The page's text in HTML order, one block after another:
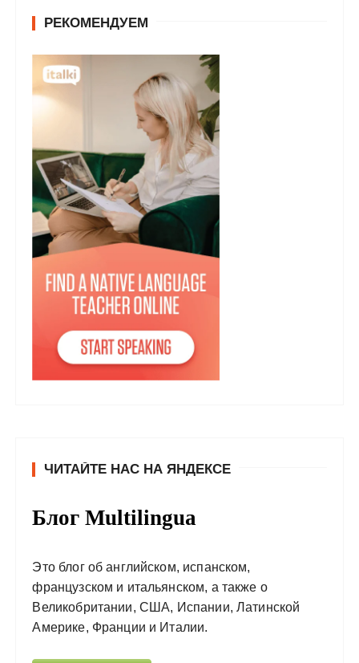
РЕКОМЕНДУЕМ
ЧИТАЙТЕ НАС НА ЯНДЕКСЕ
Блог Multilingua
Это блог об английском, испанском,
французском и итальянском, а также о
Великобритании, США, Испании, Латинской
Америке, Франции и Италии.